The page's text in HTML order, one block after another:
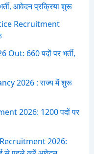
आवेदन प्रक्रिया शुरू
Recruitment
660 पदों पर भर्ती,
2026 : राज्य में शुरू
2026: 1200 पदों पर
2026: